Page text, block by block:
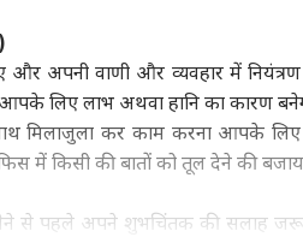
अपनी वाणी और व्यवहार में
लिए लाभ अथवा हानि का कारण
मिलाजुला कर काम करना आपके
में किसी की बातों को तूल देने की
से पहले अपने शुभचिंतक की सलाह
98 की मौत,
तक IMD
में
अपनी छत पर उगा सकते हैं
तोरई, घर बैठे मिलेगी हरी
सब्जी